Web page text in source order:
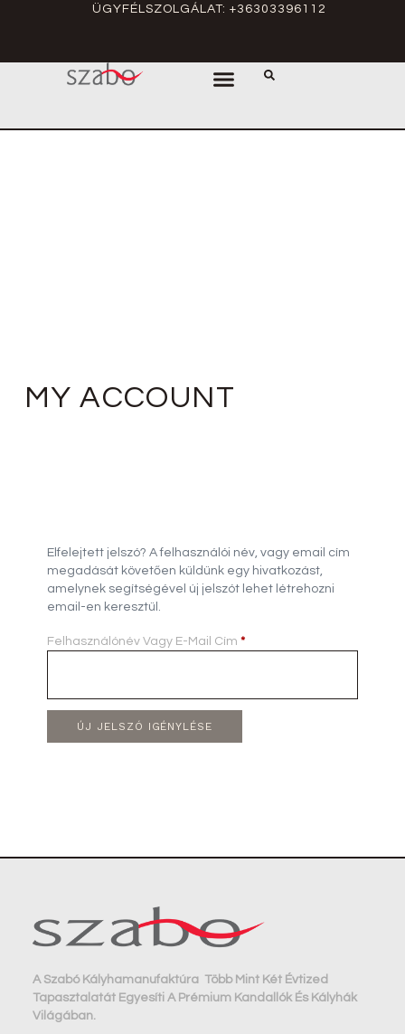
ÜGYFÉLSZOLGÁLAT: +36303396112
MY ACCOUNT
Elfelejtett jelszó? A felhasználói név, vagy email cím
megadását követően küldünk egy hivatkozást,
amelynek segítségével új jelszót lehet létrehozni
email-en keresztül.
Felhasználónév Vagy E-Mail Cím*
ÚJ JELSZÓ IGÉNYLÉSE
A Szabó Kályhamanufaktúra Több Mint Két Évtized
Tapasztalatát Egyesíti A Prémium Kandallók És Kályhák
Világában.